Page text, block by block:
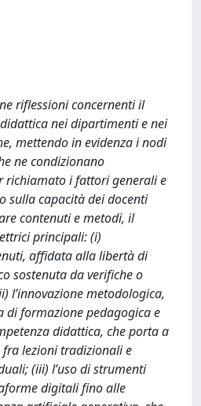
riflessioni concernenti il
nei dipartimenti e nei
mettendo in evidenza i nodi
ne condizionano
richiamato i fattori generali e
sulla capacità dei docenti
contenuti e metodi, il
principali: (i)
affidata alla libertà di
sostenuta da verifiche o
l’innovazione metodologica,
di formazione pedagogica e
didattica, che porta a
lezioni tradizionali e
(iii) l’uso di strumenti
digitali fino alle